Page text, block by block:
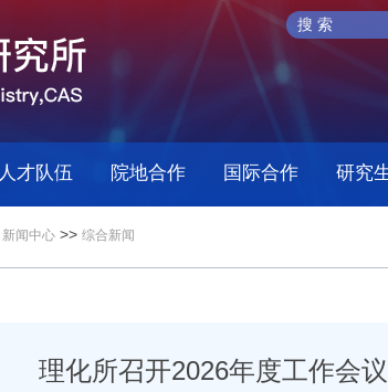
人才队伍 院地合作 国际合作 研究
新闻中心 >> 综合新闻
理化所召开2026年度工作会